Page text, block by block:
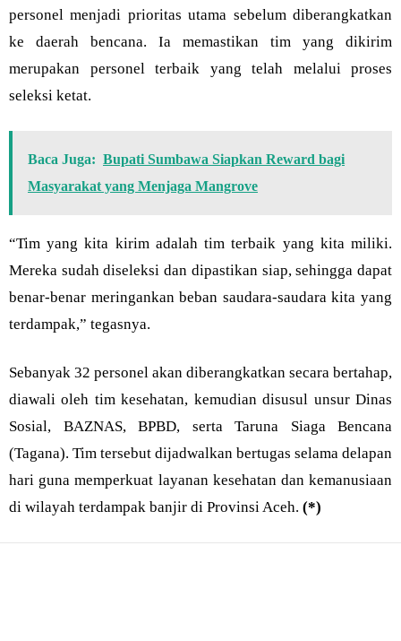
personel menjadi prioritas utama sebelum diberangkatkan
ke daerah bencana. Ia memastikan tim yang dikirim
merupakan personel terbaik yang telah melalui proses
seleksi ketat.
Baca Juga: Bupati Sumbawa Siapkan Reward bagi
Masyarakat yang Menjaga Mangrove
“Tim yang kita kirim adalah tim terbaik yang kita miliki.
Mereka sudah diseleksi dan dipastikan siap, sehingga dapat
benar-benar meringankan beban saudara-saudara kita yang
terdampak,” tegasnya.
Sebanyak 32 personel akan diberangkatkan secara bertahap,
diawali oleh tim kesehatan, kemudian disusul unsur Dinas
Sosial, BAZNAS, BPBD, serta Taruna Siaga Bencana
(Tagana). Tim tersebut dijadwalkan bertugas selama delapan
hari guna memperkuat layanan kesehatan dan kemanusiaan
di wilayah terdampak banjir di Provinsi Aceh. (*)